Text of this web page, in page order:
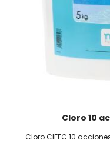
Cloro 10
Cloro CIFEC 10